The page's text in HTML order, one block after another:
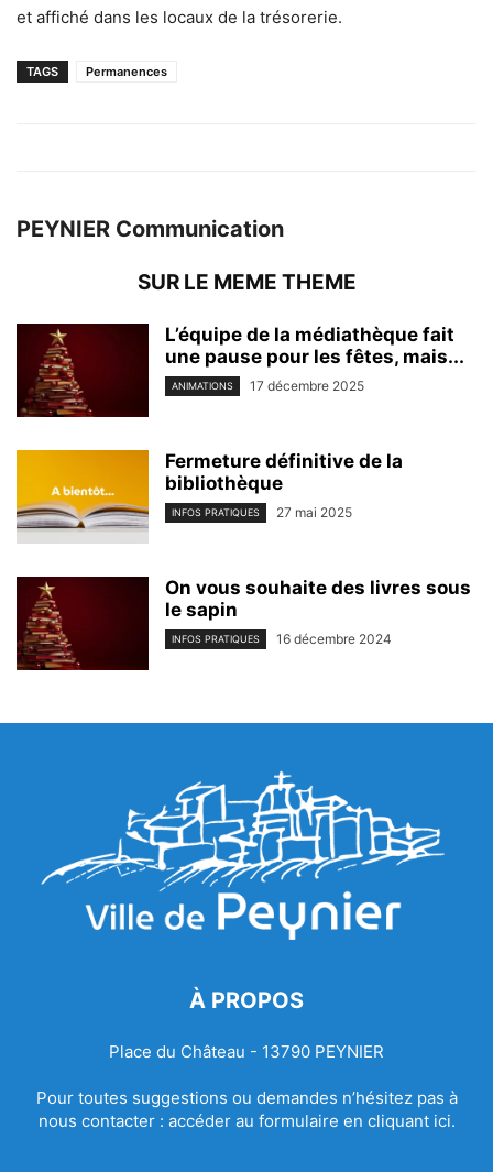
et affiché dans les locaux de la trésorerie.
TAGS Permanences
PEYNIER Communication
SUR LE MEME THEME
L’équipe de la médiathèque fait
une pause pour les fêtes, mais...
ANIMATIONS 17 décembre 2025
Fermeture définitive de la
bibliothèque
INFOS PRATIQUES 27 mai 2025
On vous souhaite des livres sous
le sapin
INFOS PRATIQUES 16 décembre 2024
À PROPOS
Place du Château - 13790 PEYNIER
Pour toutes suggestions ou demandes n’hésitez pas à
nous contacter : accéder au formulaire en cliquant ici.